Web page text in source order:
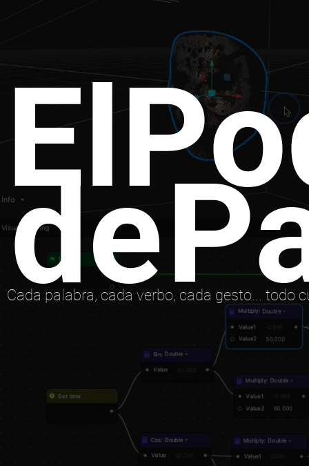
Cada palabra, cada verbo, cada gesto...
de